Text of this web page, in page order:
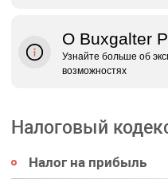
О Buxgalter
Узнайте больше об
возможностях
Налоговый
Налог на прибыль